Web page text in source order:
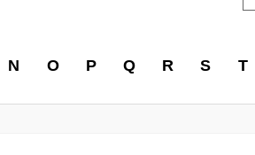
N O P Q R S T